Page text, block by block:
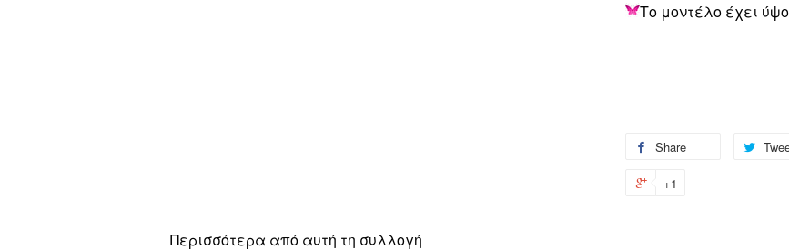
Το μοντέλο έχει
Share
Share
+1
Περισσότερα από αυτή τη συλλογή